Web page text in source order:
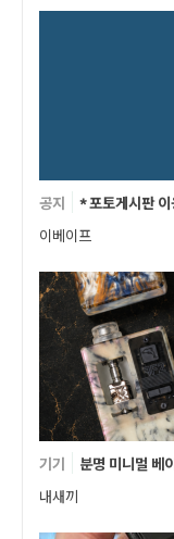
공지 * 포토게시판
이베이프
기기 분명 미니멀 베
내새끼